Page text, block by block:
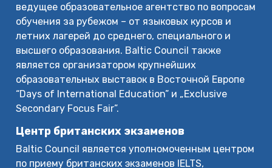
ведущее образовательное агентство по вопросам
обучения за рубежом – от языковых курсов и
летних лагерей до среднего, специального и
высшего образования. Baltic Council также
является организатором крупнейших
образовательных выставок в Восточной Европе
“Days of International Education” и „Exclusive
Secondary Focus Fair”.
Центр британских экзаменов
Baltic Council является уполномоченным центром
по приему британских экзаменов IELTS,